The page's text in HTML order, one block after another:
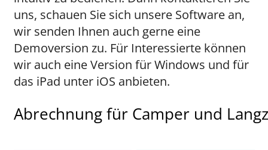
uns, schauen Sie sich unsere Software an,
wir senden Ihnen auch gerne eine
Demoversion zu. Für Interessierte können
wir auch eine Version für Windows und für
das iPad unter iOS anbieten.
Abrechnung für Camper und